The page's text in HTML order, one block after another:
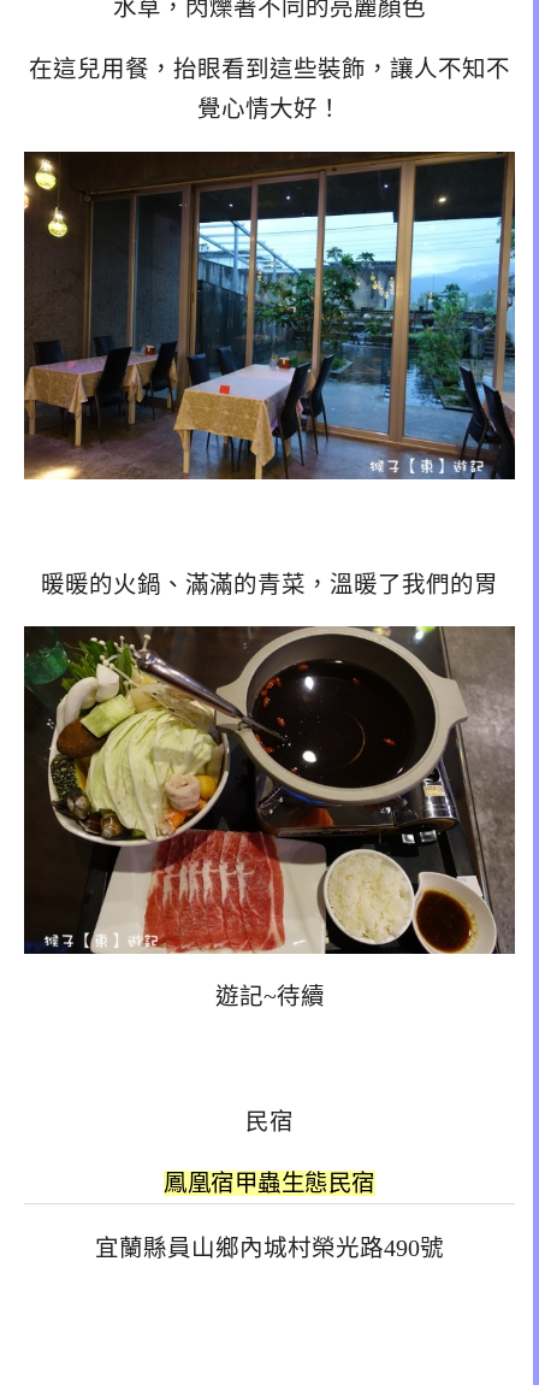
水草，閃爍著不同的亮麗顏色
在這兒用餐，抬眼看到這些裝飾，讓人不知不
覺心情大好！
暖暖的火鍋、滿滿的青菜，溫暖了我們的胃
遊記~待續
民宿
鳳凰宿甲蟲生態民宿
宜蘭縣員山鄉內城村榮光路490號